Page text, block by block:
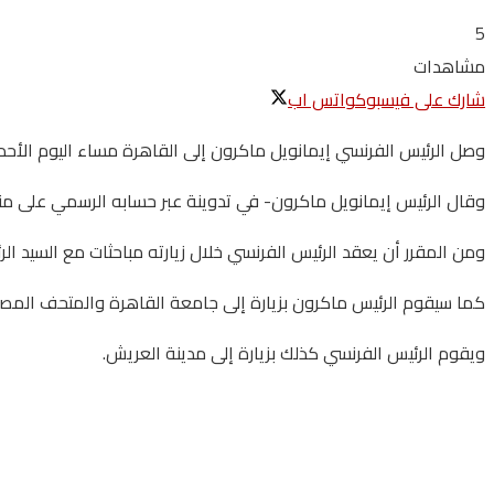
5
مشاهدات
شارك على فيسبوكواتس اب
وصل الرئيس الفرنسي إيمانويل ماكرون إلى القاهرة مساء اليوم
وقال الرئيس إيمانويل ماكرون- في تدوينة عبر حسابه الرسمي على
ومن المقرر أن يعقد الرئيس الفرنسي خلال زيارته مباحثات مع السيد
كما سيقوم الرئيس ماكرون بزيارة إلى جامعة القاهرة والمتحف
ويقوم الرئيس الفرنسي كذلك بزيارة إلى مدينة العريش.